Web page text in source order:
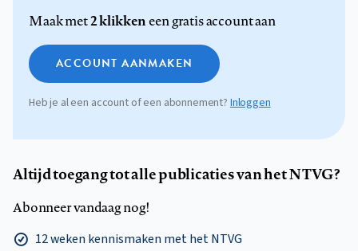
Maak met2 klikkeneen gratis account aan
ACCOUNT AANMAKEN
Heb je al een account of een abonnement? Inloggen
Altijd toegang tot alle publicaties van het NTVG?
Abonneer vandaag nog!
12 weken kennismaken met het NTVG